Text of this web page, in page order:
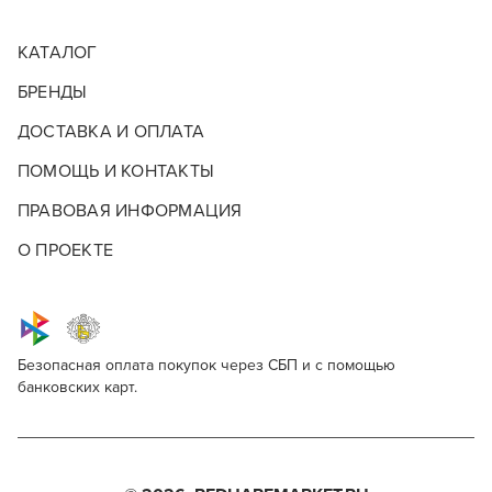
КАТАЛОГ
БРЕНДЫ
ДОСТАВКА И ОПЛАТА
ПОМОЩЬ И КОНТАКТЫ
ПРАВОВАЯ ИНФОРМАЦИЯ
О ПРОЕКТЕ
Безопасная оплата покупок через СБП и с помощью
банковских карт.